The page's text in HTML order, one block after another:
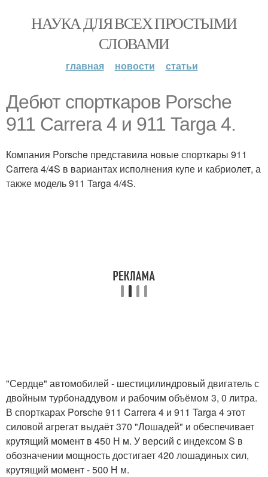
НАУКА ДЛЯ ВСЕХ ПРОСТЫМИ
СЛОВАМИ
главная новости статьи
Дебют спорткаров Porsche
911 Carrera 4 и 911 Targa 4.
Компания Porsche представила новые спорткары 911
Carrera 4/4S в вариантах исполнения купе и кабриолет, а
также модель 911 Targa 4/4S.
"Сердце" автомобилей - шестицилиндровый двигатель с
двойным турбонаддувом и рабочим объёмом 3, 0 литра.
В спорткарах Porsche 911 Carrera 4 и 911 Targa 4 этот
силовой агрегат выдаёт 370 "Лошадей" и обеспечивает
крутящий момент в 450 Н м. У версий с индексом S в
обозначении мощность достигает 420 лошадиных сил,
крутящий момент - 500 Н м.